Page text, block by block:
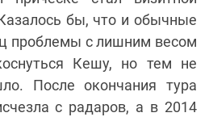
бы, что и обычные
проблемы с лишним весом
Кешу, но тем не
После окончания тура
с радаров, а в 2014